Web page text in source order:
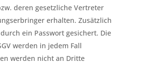
deren gesetzliche Vertreter
erhalten. Zusätzlich
ein Passwort gesichert. Die
werden in jedem Fall
werden nicht an Dritte